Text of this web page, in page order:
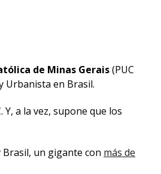
de Minas Gerais(PUC
Urbanista en Brasil.
Y, a la vez, supone que los
Brasil, un gigante con más de